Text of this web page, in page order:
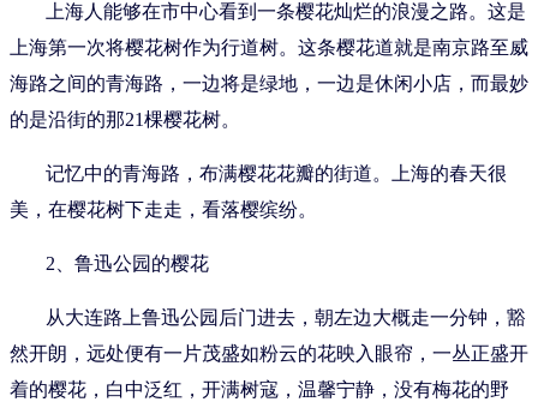
上海人能够在市中心看到一条樱花灿烂的浪漫之路。这是
上海第一次将樱花树作为行道树。这条樱花道就是南京路至威
海路之间的青海路，一边将是绿地，一边是休闲小店，而最妙
的是沿街的那21棵樱花树。
记忆中的青海路，布满樱花花瓣的街道。上海的春天很
美，在樱花树下走走，看落樱缤纷。
2、鲁迅公园的樱花
从大连路上鲁迅公园后门进去，朝左边大概走一分钟，豁
然开朗，远处便有一片茂盛如粉云的花映入眼帘，一丛正盛开
着的樱花，白中泛红，开满树寇，温馨宁静，没有梅花的野